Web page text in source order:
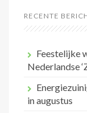
RECENTE
Feestelijke
Nederlandse
in augustus